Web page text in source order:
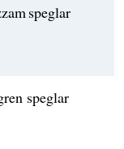
speglar
speglar